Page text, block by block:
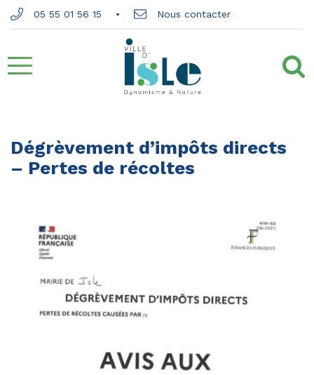
Gestion des traceurs
05 55 01 56 15 Nous contacter
Aller
la
navigation
Dégrèvement d’impôts directs
– Pertes de récoltes